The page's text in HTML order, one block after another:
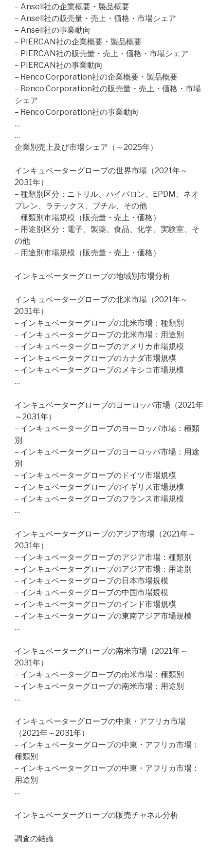
– Ansell社の企業概要・製品概要
– Ansell社の販売量・売上・価格・市場シェア
– Ansell社の事業動向
– PIERCAN社の企業概要・製品概要
– PIERCAN社の販売量・売上・価格・市場シェア
– PIERCAN社の事業動向
– Renco Corporation社の企業概要・製品概要
– Renco Corporation社の販売量・売上・価格・市場
シェア
– Renco Corporation社の事業動向
…
…
企業別売上及び市場シェア（～2025年）
インキュベーターグローブの世界市場（2021年～
2031年）
– 種類別区分：ニトリル、ハイパロン、EPDM、ネオ
プレン、ラテックス、ブチル、その他
– 種類別市場規模（販売量・売上・価格）
– 用途別区分：電子、製薬、食品、化学、実験室、そ
の他
– 用途別市場規模（販売量・売上・価格）
インキュベーターグローブの地域別市場分析
インキュベーターグローブの北米市場（2021年～
2031年）
– インキュベーターグローブの北米市場：種類別
– インキュベーターグローブの北米市場：用途別
– インキュベーターグローブのアメリカ市場規模
– インキュベーターグローブのカナダ市場規模
– インキュベーターグローブのメキシコ市場規模
…
インキュベーターグローブのヨーロッパ市場（2021年
～2031年）
– インキュベーターグローブのヨーロッパ市場：種類
別
– インキュベーターグローブのヨーロッパ市場：用途
別
– インキュベーターグローブのドイツ市場規模
– インキュベーターグローブのイギリス市場規模
– インキュベーターグローブのフランス市場規模
…
インキュベーターグローブのアジア市場（2021年～
2031年）
– インキュベーターグローブのアジア市場：種類別
– インキュベーターグローブのアジア市場：用途別
– インキュベーターグローブの日本市場規模
– インキュベーターグローブの中国市場規模
– インキュベーターグローブのインド市場規模
– インキュベーターグローブの東南アジア市場規模
…
インキュベーターグローブの南米市場（2021年～
2031年）
– インキュベーターグローブの南米市場：種類別
– インキュベーターグローブの南米市場：用途別
…
インキュベーターグローブの中東・アフリカ市場
（2021年～2031年）
– インキュベーターグローブの中東・アフリカ市場：
種類別
– インキュベーターグローブの中東・アフリカ市場：
用途別
…
インキュベーターグローブの販売チャネル分析
調査の結論